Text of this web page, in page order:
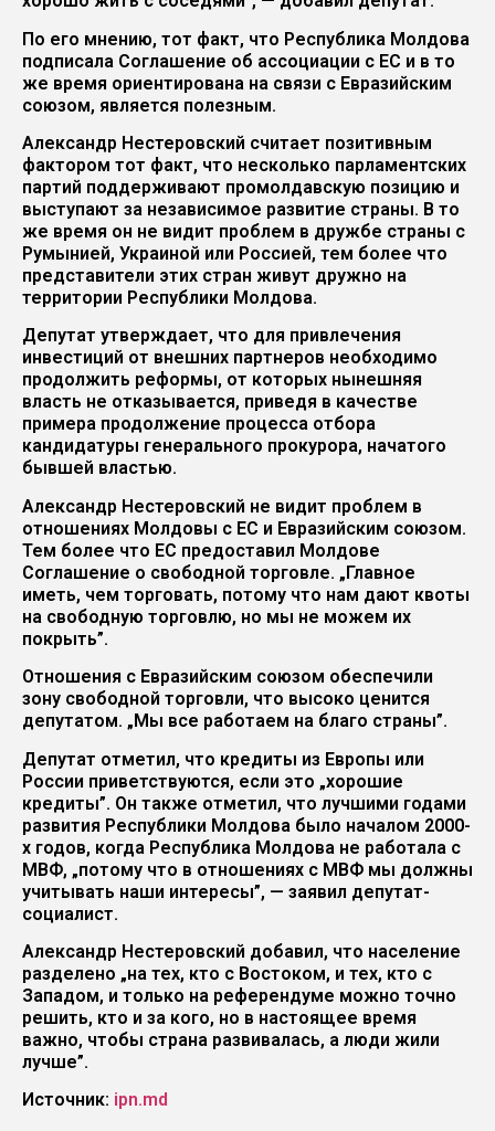
По его мнению, тот факт, что Республика Молдова
подписала Соглашение об ассоциации с ЕС и в то
же время ориентирована на связи с Евразийским
союзом, является полезным.
Александр Нестеровский считает позитивным
фактором тот факт, что несколько парламентских
партий поддерживают промолдавскую позицию и
выступают за независимое развитие страны. В то
же время он не видит проблем в дружбе страны с
Румынией, Украиной или Россией, тем более что
представители этих стран живут дружно на
территории Республики Молдова.
Депутат утверждает, что для привлечения
инвестиций от внешних партнеров необходимо
продолжить реформы, от которых нынешняя
власть не отказывается, приведя в качестве
примера продолжение процесса отбора
кандидатуры генерального прокурора, начатого
бывшей властью.
Александр Нестеровский не видит проблем в
отношениях Молдовы с ЕС и Евразийским союзом.
Тем более что ЕС предоставил Молдове
Соглашение о свободной торговле. „Главное
иметь, чем торговать, потому что нам дают квоты
на свободную торговлю, но мы не можем их
покрыть”.
Отношения с Евразийским союзом обеспечили
зону свободной торговли, что высоко ценится
депутатом. „Мы все работаем на благо страны”.
Депутат отметил, что кредиты из Европы или
России приветствуются, если это „хорошие
кредиты”. Он также отметил, что лучшими годами
развития Республики Молдова было началом 2000-
х годов, когда Республика Молдова не работала с
МВФ, „потому что в отношениях с МВФ мы должны
учитывать наши интересы”, — заявил депутат-
социалист.
Александр Нестеровский добавил, что население
разделено „на тех, кто с Востоком, и тех, кто с
Западом, и только на референдуме можно точно
решить, кто и за кого, но в настоящее время
важно, чтобы страна развивалась, а люди жили
лучше”.
Источник: ipn.md